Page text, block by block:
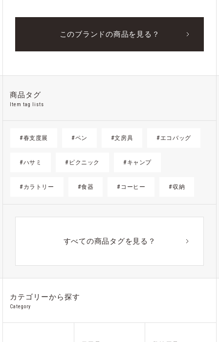
このブランドの商品を見る？
商品タグ
Item tag lists
#春支度展 #ペン #文房具 #エコバッグ
#ハサミ #ピクニック #キャンプ
#カラトリー #食器 #コーヒー #収納
すべての商品タグを見る？
カテゴリーから探す
Category